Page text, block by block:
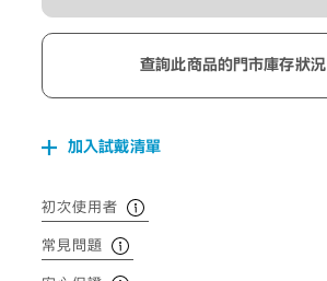
查詢此商品的門市庫存狀況
加入試戴清單
初次使用者
常見問題